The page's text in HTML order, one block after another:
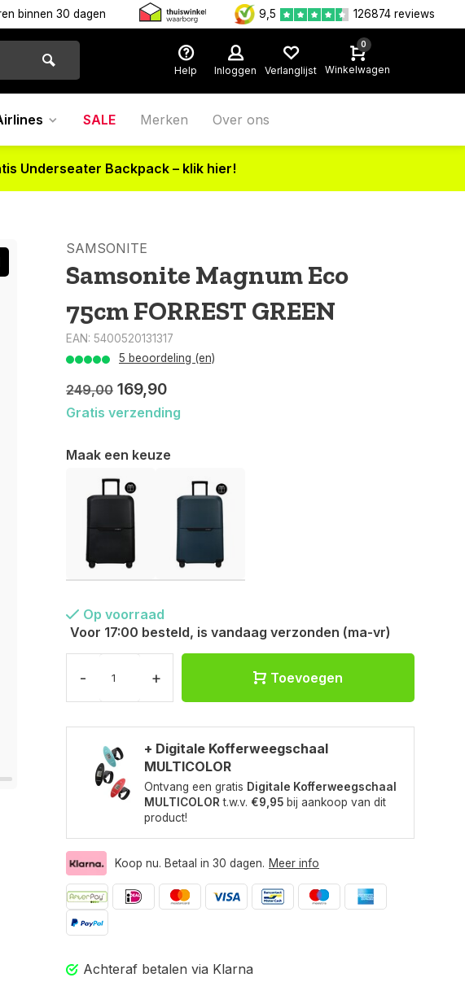
binnen 30 dagen 9,5 126874 reviews
Help Inloggen Verlanglijst
0
Winkelwagen
SALE Merken Over ons
Underseater Backpack – klik hier!
SAMSONITE
Samsonite Magnum Eco
75cm FORREST GREEN
EAN: 5400520131317
5 beoordeling (en)
249,00 169,90
Gratis verzending
Maak een keuze
Op voorraad
Voor 17:00 besteld, is vandaag verzonden (ma-vr)
- + Toevoegen
+ Digitale Kofferweegschaal
MULTICOLOR
Ontvang een gratis Digitale Kofferweegschaal
MULTICOLOR t.w.v. €9,95 bij aankoop van dit
product!
Koop nu. Betaal in 30 dagen. Meer info
Achteraf betalen via Klarna